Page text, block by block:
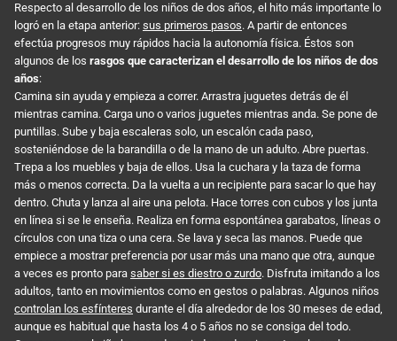
Respecto al desarrollo de los niños de dos años, el hito más importante lo
logró en la etapa anterior: sus primeros pasos. A partir de entonces
efectúa progresos muy rápidos hacia la autonomía física. Éstos son
algunos de los rasgos que caracterizan el desarrollo de los niños de dos
años:
Camina sin ayuda y empieza a correr. Arrastra juguetes detrás de él
mientras camina. Carga uno o varios juguetes mientras anda. Se pone de
puntillas. Sube y baja escaleras solo, un escalón cada paso,
sosteniéndose de la barandilla o de la mano de un adulto. Abre puertas.
Trepa a los muebles y baja de ellos. Usa la cuchara y la taza de forma
más o menos correcta. Da la vuelta a un recipiente para sacar lo que hay
dentro. Chuta y lanza al aire una pelota. Hace torres con cubos y los junta
en línea si se le enseña. Realiza en forma espontánea garabatos, líneas o
círculos con una tiza o una cera. Se lava y seca las manos. Puede que
empiece a mostrar preferencia por usar más una mano que otra, aunque
a veces es pronto para saber si es diestro o zurdo. Disfruta imitando a los
adultos, tanto en movimientos como en gestos o palabras. Algunos niños
controlan los esfínteres durante el día alrededor de los 30 meses de edad,
aunque es habitual que hasta los 4 o 5 años no se consiga del todo.